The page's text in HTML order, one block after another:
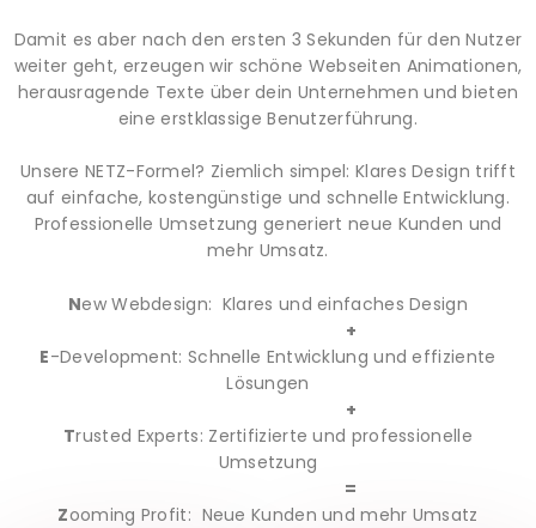
Damit es aber nach den ersten 3 Sekunden für den Nutzer
weiter geht, erzeugen wir schöne Webseiten Animationen,
herausragende Texte über dein Unternehmen und bieten
eine erstklassige Benutzerführung.
Unsere NETZ-Formel? Ziemlich simpel: Klares Design trifft
auf einfache, kostengünstige und schnelle Entwicklung.
Professionelle Umsetzung generiert neue Kunden und
mehr Umsatz.
New Webdesign: Klares und einfaches Design
+
E-Development: Schnelle Entwicklung und effiziente
Lösungen
+
Trusted Experts: Zertifizierte und professionelle
Umsetzung
=
Zooming Profit: Neue Kunden und mehr Umsatz